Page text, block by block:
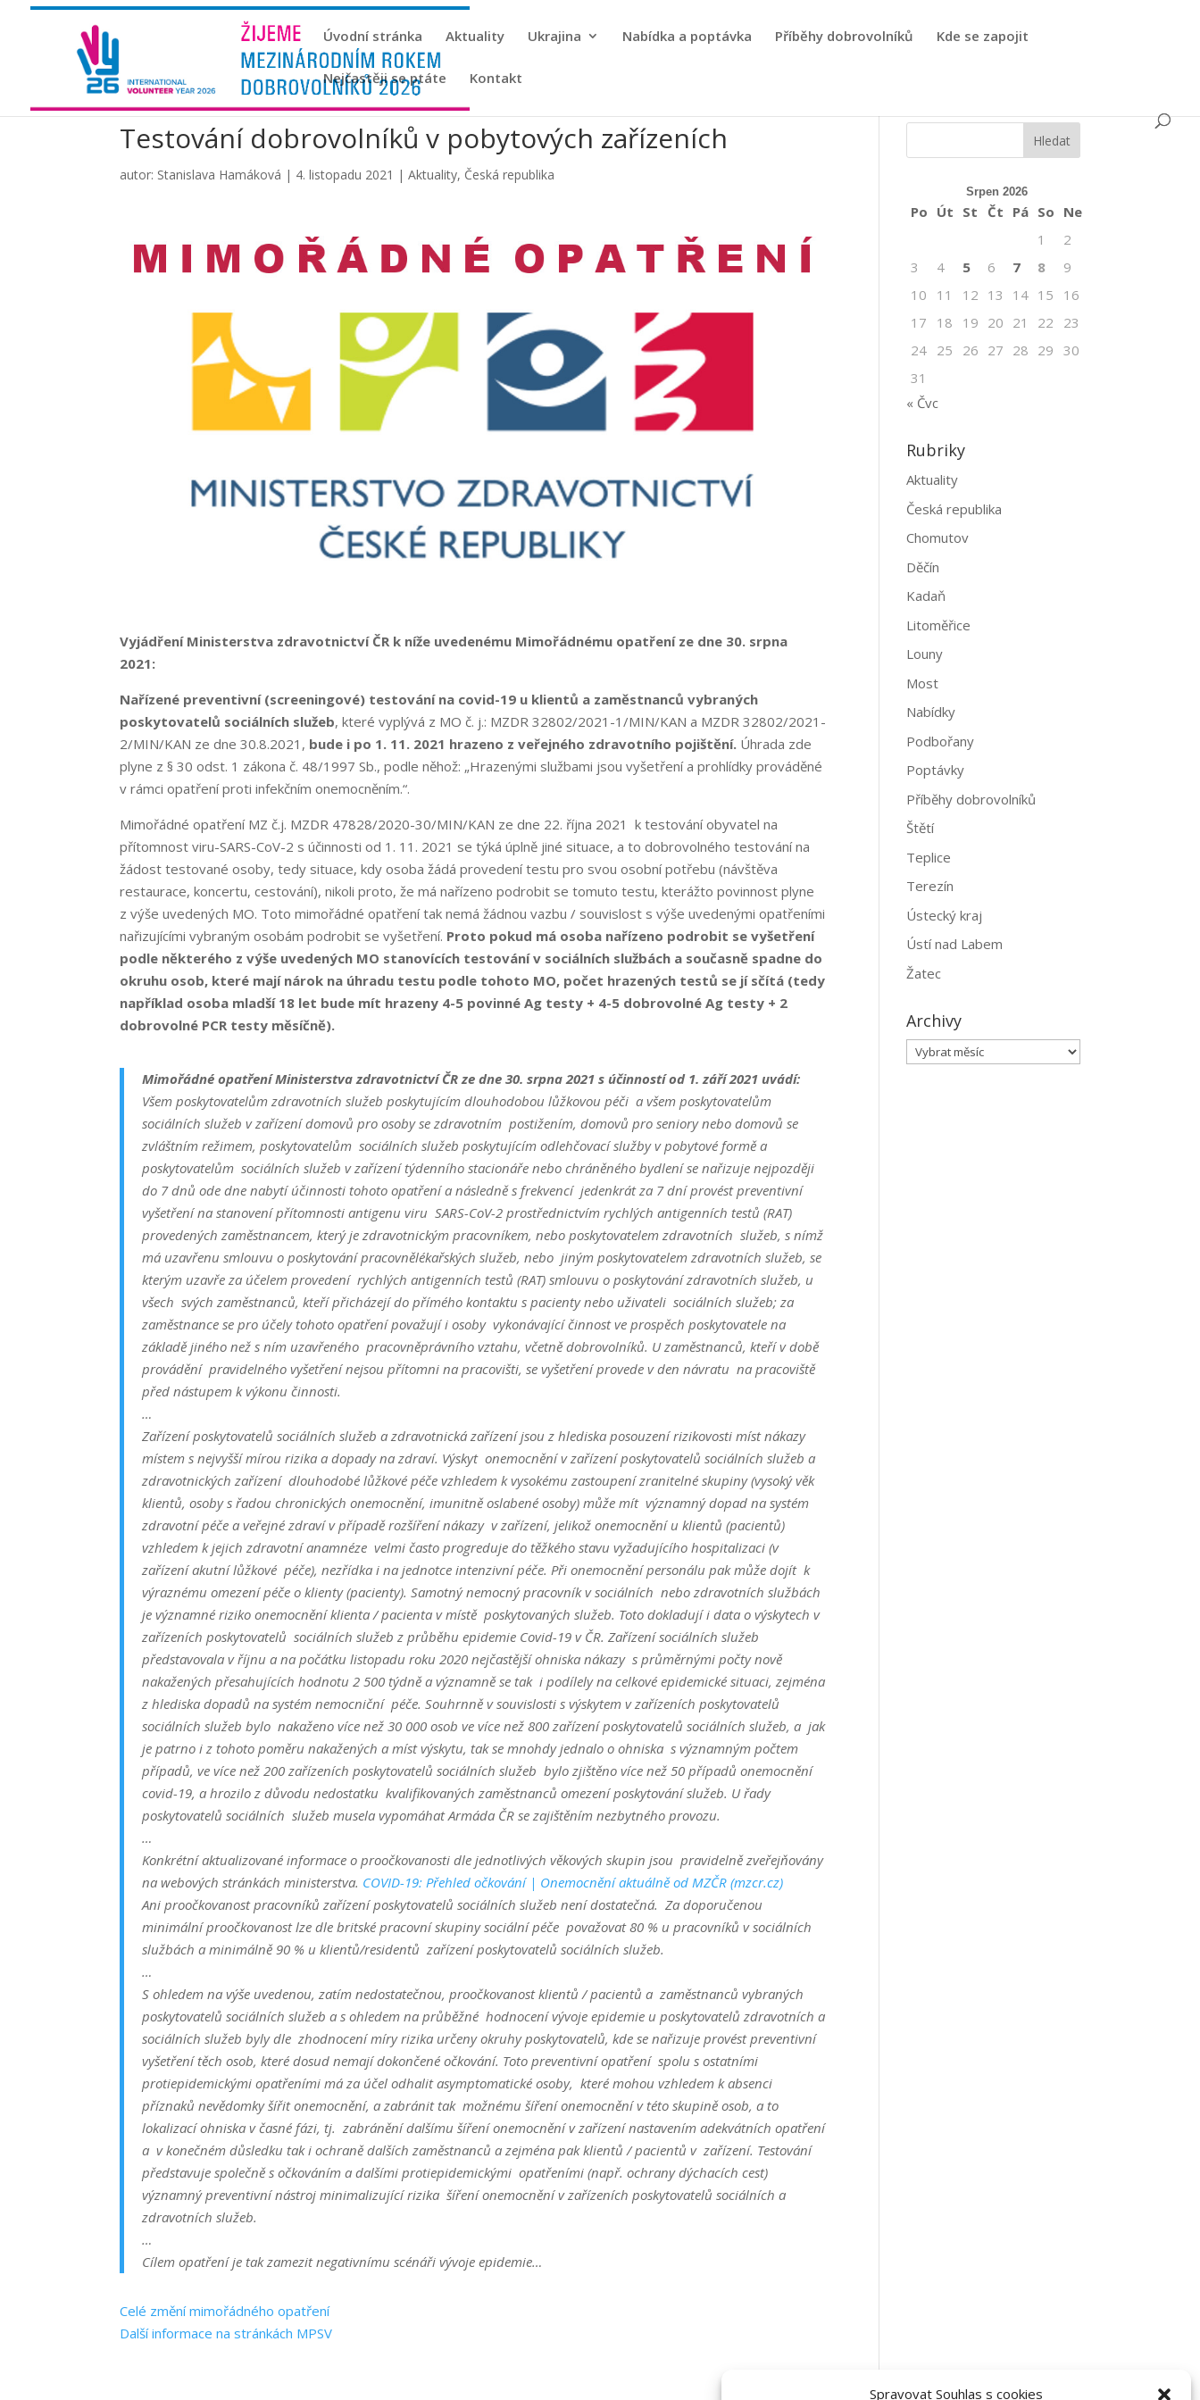
Spravovat Souhlas s cookies
Úvodní stránka Aktuality Ukrajina Nabídka a poptávka Příběhy dobrovolníků Kde se zapojit
Nejčastěji se ptáte Kontakt
Testování dobrovolníků v pobytových zařízeních
autor: Stanislava Hamáková | 4. listopadu 2021 |Aktuality, Česká republika
Vyjádření Ministerstva zdravotnictví ČR k níže uvedenému Mimořádnému opatření ze dne 30. srpna
2021:
Nařízené preventivní (screeningové) testování na covid-19 u klientů a zaměstnanců vybraných
poskytovatelů sociálních služeb, které vyplývá z MO č. j.: MZDR 32802/2021-1/MIN/KAN a MZDR 32802/2021-
2/MIN/KAN ze dne 30.8.2021, bude i po 1. 11. 2021 hrazeno z veřejného zdravotního pojištění. Úhrada zde
plyne z § 30 odst. 1 zákona č. 48/1997 Sb., podle něhož: „Hrazenými službami jsou vyšetření a prohlídky prováděné
v rámci opatření proti infekčním onemocněním.“.
Mimořádné opatření MZ č.j. MZDR 47828/2020-30/MIN/KAN ze dne 22. října 2021 k testování obyvatel na
přítomnost viru-SARS-CoV-2 s účinnosti od 1. 11. 2021 se týká úplně jiné situace, a to dobrovolného testování na
žádost testované osoby, tedy situace, kdy osoba žádá provedení testu pro svou osobní potřebu (návštěva
restaurace, koncertu, cestování), nikoli proto, že má nařízeno podrobit se tomuto testu, kterážto povinnost plyne
z výše uvedených MO. Toto mimořádné opatření tak nemá žádnou vazbu / souvislost s výše uvedenými opatřeními
nařizujícími vybraným osobám podrobit se vyšetření. Proto pokud má osoba nařízeno podrobit se vyšetření
podle některého z výše uvedených MO stanovících testování v sociálních službách a současně spadne do
okruhu osob, které mají nárok na úhradu testu podle tohoto MO, počet hrazených testů se jí sčítá (tedy
například osoba mladší 18 let bude mít hrazeny 4-5 povinné Ag testy + 4-5 dobrovolné Ag testy + 2
dobrovolné PCR testy měsíčně).
Mimořádné opatření Ministerstva zdravotnictví ČR ze dne 30. srpna 2021 s účinností od 1. září 2021 uvádí:
Všem poskytovatelům zdravotních služeb poskytujícím dlouhodobou lůžkovou péči a všem poskytovatelům
sociálních služeb v zařízení domovů pro osoby se zdravotním postižením, domovů pro seniory nebo domovů se
zvláštním režimem, poskytovatelům sociálních služeb poskytujícím odlehčovací služby v pobytové formě a
poskytovatelům sociálních služeb v zařízení týdenního stacionáře nebo chráněného bydlení se nařizuje nejpozději
do 7 dnů ode dne nabytí účinnosti tohoto opatření a následně s frekvencí jedenkrát za 7 dní provést preventivní
vyšetření na stanovení přítomnosti antigenu viruSARS-CoV-2 prostřednictvím rychlých antigenních testů (RAT)
provedených zaměstnancem, který je zdravotnickým pracovníkem, nebo poskytovatelem zdravotních služeb, s nímž
má uzavřenu smlouvu o poskytování pracovnělékařských služeb, nebo jiným poskytovatelem zdravotních služeb, se
kterým uzavře za účelem provedení rychlých antigenních testů (RAT) smlouvu o poskytování zdravotních služeb, u
všech svých zaměstnanců, kteří přicházejí do přímého kontaktu s pacienty nebo uživateli sociálních služeb; za
zaměstnance se pro účely tohoto opatření považují i osoby vykonávající činnost ve prospěch poskytovatele na
základě jiného než s ním uzavřenéhopracovněprávního vztahu, včetně dobrovolníků. U zaměstnanců, kteří v době
provádění pravidelného vyšetření nejsou přítomni na pracovišti, se vyšetření provede v den návratu na pracoviště
před nástupem k výkonu činnosti.
…
Zařízení poskytovatelů sociálních služeb a zdravotnická zařízení jsou z hlediska posouzení rizikovosti míst nákazy
místem s nejvyšší mírou rizika a dopady na zdraví. Výskyt onemocnění v zařízení poskytovatelů sociálních služeb a
zdravotnických zařízení dlouhodobé lůžkové péče vzhledem k vysokému zastoupení zranitelné skupiny (vysoký věk
klientů, osoby s řadou chronických onemocnění, imunitně oslabené osoby) může mít významný dopad na systém
zdravotní péče a veřejné zdraví v případě rozšíření nákazy v zařízení, jelikož onemocnění u klientů (pacientů)
vzhledem k jejich zdravotní anamnéze velmi často progreduje do těžkého stavu vyžadujícího hospitalizaci (v
zařízení akutní lůžkové péče), nezřídka i na jednotce intenzivní péče. Při onemocnění personálu pak může dojít k
výraznému omezení péče o klienty (pacienty). Samotný nemocný pracovník v sociálních nebo zdravotních službách
je významné riziko onemocnění klienta / pacienta v místě poskytovaných služeb. Toto dokladují i data o výskytech v
zařízeních poskytovatelů sociálních služeb z průběhu epidemie Covid-19 v ČR. Zařízení sociálních služeb
představovala v říjnu a na počátku listopadu roku 2020 nejčastější ohniska nákazy s průměrnými počty nově
nakažených přesahujících hodnotu 2 500 týdně a významně se tak i podílely na celkové epidemické situaci, zejména
z hlediska dopadů na systém nemocniční péče. Souhrnně v souvislosti s výskytem v zařízeních poskytovatelů
sociálních služeb bylo nakaženo více než 30 000 osob ve více než 800 zařízení poskytovatelů sociálních služeb, a jak
je patrno i z tohoto poměru nakažených a míst výskytu, tak se mnohdy jednalo o ohniska s významným počtem
případů, ve více než 200 zařízeních poskytovatelů sociálních služeb bylo zjištěno více než 50 případů onemocnění
covid-19, a hrozilo z důvodu nedostatku kvalifikovaných zaměstnanců omezení poskytování služeb. U řady
poskytovatelů sociálních služeb musela vypomáhat Armáda ČR se zajištěním nezbytného provozu.
…
Konkrétní aktualizované informace o proočkovanosti dle jednotlivých věkových skupin jsou pravidelně zveřejňovány
na webových stránkách ministerstva. COVID-19: Přehled očkování | Onemocnění aktuálně od MZČR (mzcr.cz)
Ani proočkovanost pracovníků zařízení poskytovatelů sociálních služeb není dostatečná. Za doporučenou
minimální proočkovanost lze dle britské pracovní skupiny sociální péče považovat 80 % u pracovníků v sociálních
službách a minimálně 90 % u klientů/residentů zařízení poskytovatelů sociálních služeb.
…
S ohledem na výše uvedenou, zatím nedostatečnou, proočkovanost klientů / pacientů a zaměstnanců vybraných
poskytovatelů sociálních služeb a s ohledem na průběžné hodnocení vývoje epidemie u poskytovatelů zdravotních a
sociálních služeb byly dle zhodnocení míry rizika určeny okruhy poskytovatelů, kde se nařizuje provést preventivní
vyšetření těch osob, které dosud nemají dokončené očkování. Toto preventivní opatření spolu s ostatními
protiepidemickými opatřeními má za účel odhalit asymptomatické osoby, které mohou vzhledem k absenci
příznaků nevědomky šířit onemocnění, a zabránit tak možnému šíření onemocnění v této skupině osob, a to
lokalizací ohniska v časné fázi, tj. zabránění dalšímu šíření onemocnění v zařízení nastavením adekvátních opatření
a v konečném důsledku tak i ochraně dalších zaměstnanců a zejména pak klientů / pacientů v zařízení. Testování
představuje společně s očkováním a dalšími protiepidemickými opatřeními (např. ochrany dýchacích cest)
významný preventivní nástroj minimalizující rizika šíření onemocnění v zařízeních poskytovatelů sociálních a
zdravotních služeb.
…
Cílem opatření je tak zamezit negativnímu scénáři vývoje epidemie…
Celé změní mimořádného opatření
Další informace na stránkách MPSV
Srpen 2026
Po Út St Čt Pá So Ne
1
2
3
4 5 6 7 8
9
10
11 12 13 14 15
16
17
18 19 20 21 22
23
24 25 26 27 28 29
30
31
« Čvc
Rubriky
Aktuality
Česká republika
Chomutov
Děčín
Kadaň
Litoměřice
Louny
Most
Nabídky
Podbořany
Poptávky
Příběhy dobrovolníků
Štětí
Teplice
Terezín
Ústecký kraj
Ústí nad Labem
Žatec
Archivy
Archivy